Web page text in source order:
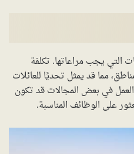
التي يجب مراعاتها. تكلفة
مما قد يمثل تحديًا للعائلات
في بعض المجالات قد تكون
على الوظائف المناسبة.